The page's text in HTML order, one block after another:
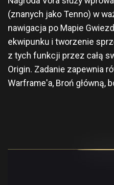
(znanych jako Tenno) w
nawigacja po Mapie
ekwipunku i tworzenie
z tych funkcji przez całą
Origin. Zadanie zapewnia
Warframe'a, Broń główną,